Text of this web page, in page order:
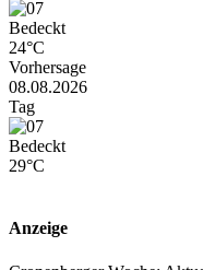
Bedeckt
24°C
Vorhersage
08.08.2026
Tag
Bedeckt
29°C
Anzeige